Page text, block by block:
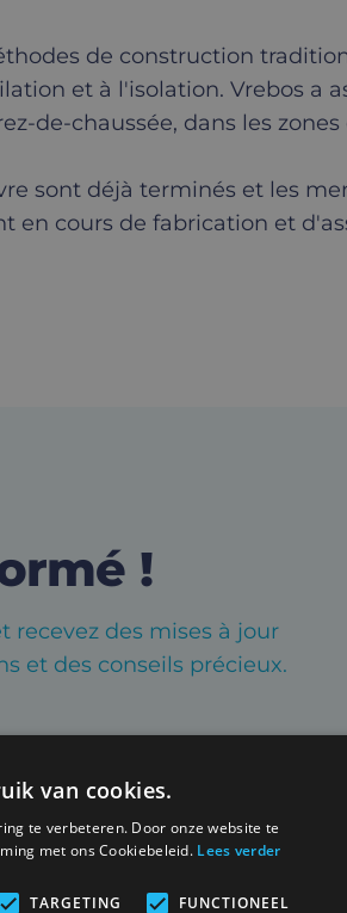
de construction
et à l'isolation. Vrebos a
de-chaussée, dans les
sont déjà terminés et les
en cours de fabrication et
!
recevez des mises à jour
et des conseils précieux.
van cookies.
te verbeteren. Door onze website te
met ons Cookiebeleid. Lees verder
TARGETING FUNCTIONEEL